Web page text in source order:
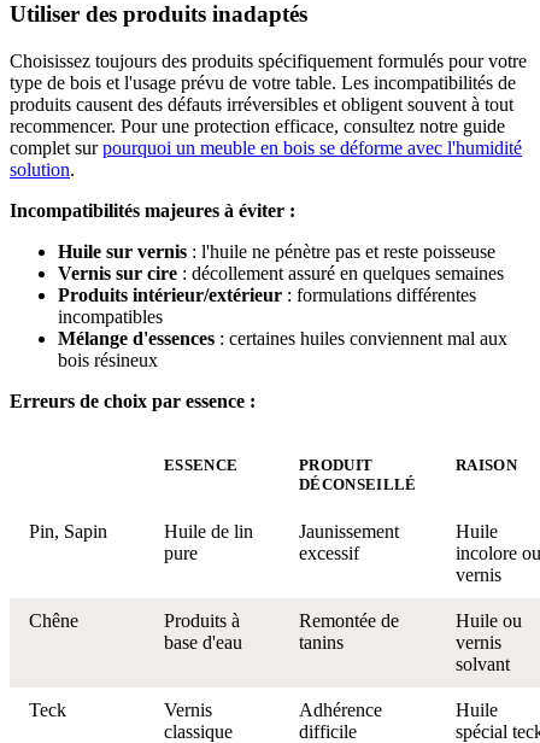
Utiliser des produits inadaptés
Choisissez toujours des produits spécifiquement formulés pour votre
type de bois et l'usage prévu de votre table. Les incompatibilités de
produits causent des défauts irréversibles et obligent souvent à tout
recommencer. Pour une protection efficace, consultez notre guide
complet surpourquoi un meuble en bois se déforme avec l'humidité
solution.
Incompatibilités majeures à éviter :
Huile sur vernis : l'huile ne pénètre pas et reste poisseuse
Vernis sur cire : décollement assuré en quelques semaines
Produits intérieur/extérieur : formulations différentes
incompatibles
Mélange d'essences : certaines huiles conviennent mal aux
bois résineux
Erreurs de choix par essence :
ESSENCE
PRODUIT
DÉCONSEILLÉ
RAISON
Pin, Sapin
Huile de lin
pure
Jaunissement
excessif
Huile
incolore ou
vernis
Chêne
Produits à
base d'eau
Remontée de
tanins
Huile ou
vernis
solvant
Teck
Vernis
classique
Adhérence
difficile
Huile
spécial